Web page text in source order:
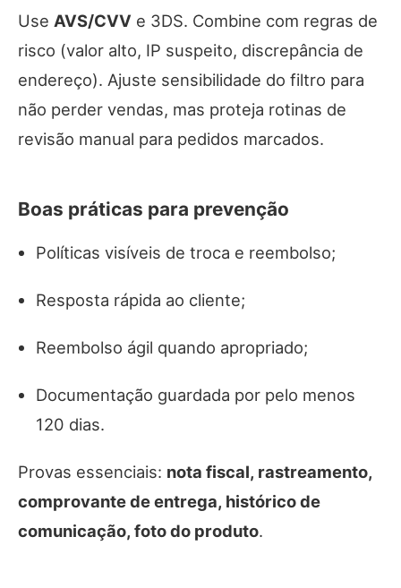
Use AVS/CVV e 3DS. Combine com regras de
risco (valor alto, IP suspeito, discrepância de
endereço). Ajuste sensibilidade do filtro para
não perder vendas, mas proteja rotinas de
revisão manual para pedidos marcados.
Boas práticas para prevenção
Políticas visíveis de troca e reembolso;
Resposta rápida ao cliente;
Reembolso ágil quando apropriado;
Documentação guardada por pelo menos
120 dias.
Provas essenciais: nota fiscal, rastreamento,
comprovante de entrega, histórico de
comunicação, foto do produto.